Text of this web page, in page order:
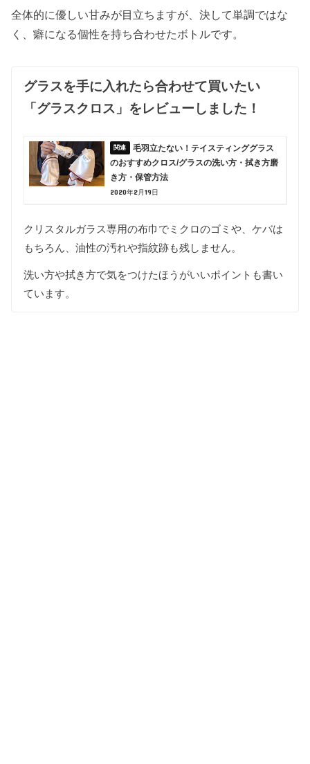
全体的に優しい甘みが目立ちますが、決して単調ではな
く、癖になる個性を持ち合わせたボトルです。
グラスを手に入れたら合わせて買いたい
「グラスクロス」をレビューしました！
毛羽立たない！テイスティンググラス
のおすすめクロス/グラスの洗い方・拭き方磨
き方・保管方法
2020年2月19日
クリスタルガラス専用の布巾でミクロのゴミや、ケバは
もちろん、油性の汚れや指紋跡も残しません。
洗い方や拭き方で気をつけたほうがいいポイントも書い
ています。